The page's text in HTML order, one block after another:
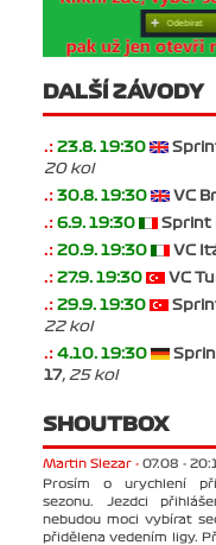
DALŠÍ ZÁVODY
.: 23.8. 19:30
20 kol
.: 30.8. 19:30 VC
.: 6.9. 19:30 Sprint
.: 20.9. 19:30 VC
.: 27.9. 19:30 VC
.: 29.9. 19:30
22 kol
.: 4.10. 19:30
17, 25 kol
SHOUTBOX
Martin Slezar - 07.08 -
Prosím o urychlení
sezonu. Jezdci
nebudou moci vybírat
přidělena vedením ligy.